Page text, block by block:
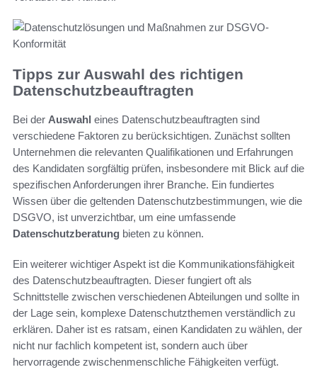
Tipps zur Auswahl des richtigen
Datenschutzbeauftragten
Bei der Auswahl eines Datenschutzbeauftragten sind
verschiedene Faktoren zu berücksichtigen. Zunächst sollten
Unternehmen die relevanten Qualifikationen und Erfahrungen
des Kandidaten sorgfältig prüfen, insbesondere mit Blick auf die
spezifischen Anforderungen ihrer Branche. Ein fundiertes
Wissen über die geltenden Datenschutzbestimmungen, wie die
DSGVO, ist unverzichtbar, um eine umfassende
Datenschutzberatung bieten zu können.
Ein weiterer wichtiger Aspekt ist die Kommunikationsfähigkeit
des Datenschutzbeauftragten. Dieser fungiert oft als
Schnittstelle zwischen verschiedenen Abteilungen und sollte in
der Lage sein, komplexe Datenschutzthemen verständlich zu
erklären. Daher ist es ratsam, einen Kandidaten zu wählen, der
nicht nur fachlich kompetent ist, sondern auch über
hervorragende zwischenmenschliche Fähigkeiten verfügt.